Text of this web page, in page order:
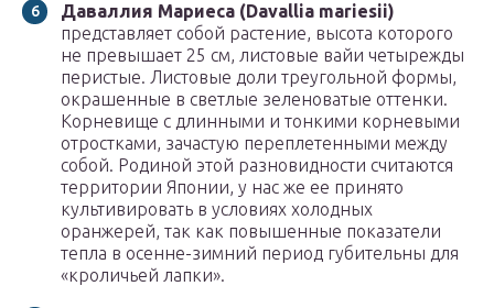
Даваллия Мариеса (Davallia mariesii)
представляет собой растение, высота которого
не превышает 25 см, листовые вайи четырежды
перистые. Листовые доли треугольной формы,
окрашенные в светлые зеленоватые оттенки.
Корневище с длинными и тонкими корневыми
отростками, зачастую переплетенными между
собой. Родиной этой разновидности считаются
территории Японии, у нас же ее принято
культивировать в условиях холодных
оранжерей, так как повышенные показатели
тепла в осенне-зимний период губительны для
«кроличьей лапки».